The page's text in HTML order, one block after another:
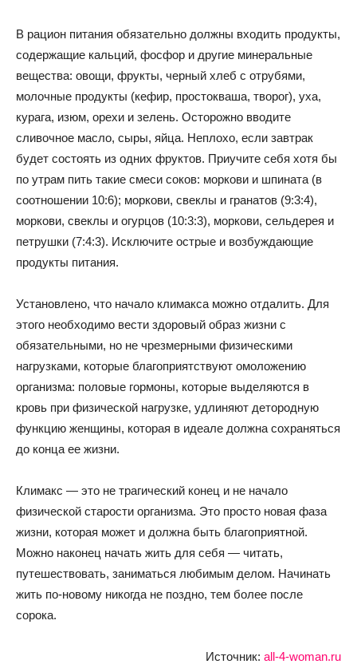
В рацион питания обязательно должны входить продукты,
содержащие кальций, фосфор и другие минеральные
вещества: овощи, фрукты, черный хлеб с отрубями,
молочные продукты (кефир, простокваша, творог), уха,
курага, изюм, орехи и зелень. Осторожно вводите
сливочное масло, сыры, яйца. Неплохо, если завтрак
будет состоять из одних фруктов. Приучите себя хотя бы
по утрам пить такие смеси соков: моркови и шпината (в
соотношении 10:6); моркови, свеклы и гранатов (9:3:4),
моркови, свеклы и огурцов (10:3:3), моркови, сельдерея и
петрушки (7:4:3). Исключите острые и возбуждающие
продукты питания.
Установлено, что начало климакса можно отдалить. Для
этого необходимо вести здоровый образ жизни с
обязательными, но не чрезмерными физическими
нагрузками, которые благоприятствуют омоложению
организма: половые гормоны, которые выделяются в
кровь при физической нагрузке, удлиняют детородную
функцию женщины, которая в идеале должна сохраняться
до конца ее жизни.
Климакс — это не трагический конец и не начало
физической старости организма. Это просто новая фаза
жизни, которая может и должна быть благоприятной.
Можно наконец начать жить для себя — читать,
путешествовать, заниматься любимым делом. Начинать
жить по-новому никогда не поздно, тем более после
сорока.
Источник: all-4-woman.ru